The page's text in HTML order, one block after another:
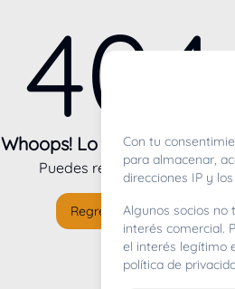
404
Whoops! Lo sentimos
Puedes regresar alinicio
Regresar al inicio
Con tu
para almacenar,
direcciones IP y
Algunos socios no
interés comercial.
el interés legítimo
política de